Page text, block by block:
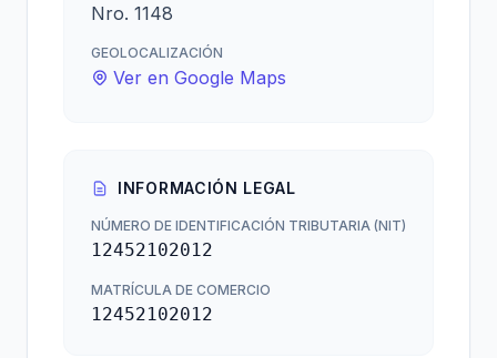
Nro. 1148
GEOLOCALIZACIÓN
Ver en Google Maps
INFORMACIÓN LEGAL
NÚMERO DE IDENTIFICACIÓN TRIBUTARIA (NIT)
12452102012
MATRÍCULA DE COMERCIO
12452102012